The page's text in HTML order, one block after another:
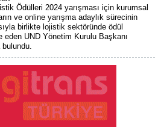
Ödülleri 2024 yarışması için kurumsal
ve online yarışma adaylık sürecinin
birlikte lojistik sektöründe ödül
eden UND Yönetim Kurulu Başkanı